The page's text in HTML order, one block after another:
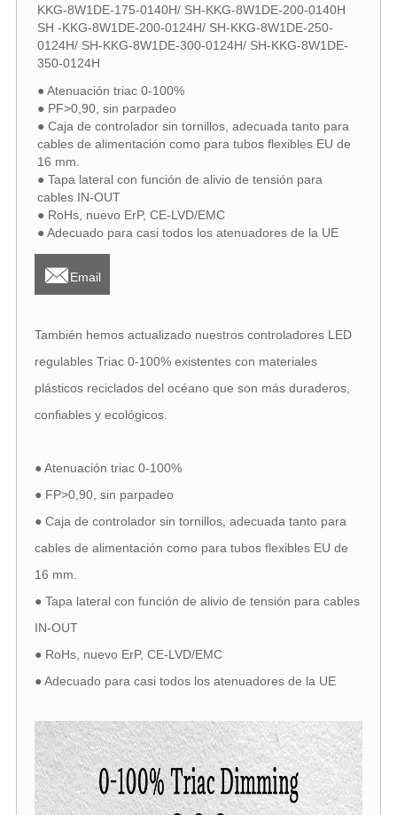
KKG-8W1DE-175-0140H/ SH-KKG-8W1DE-200-0140H
SH -KKG-8W1DE-200-0124H/ SH-KKG-8W1DE-250-
0124H/ SH-KKG-8W1DE-300-0124H/ SH-KKG-8W1DE-
350-0124H
● Atenuación triac 0-100%
● PF>0,90, sin parpadeo
● Caja de controlador sin tornillos, adecuada tanto para
cables de alimentación como para tubos flexibles EU de
16 mm.
● Tapa lateral con función de alivio de tensión para
cables IN-OUT
● RoHs, nuevo ErP, CE-LVD/EMC
● Adecuado para casi todos los atenuadores de la UE
Email
También hemos actualizado nuestros controladores LED
regulables Triac 0-100% existentes con materiales
plásticos reciclados del océano que son más duraderos,
confiables y ecológicos.
● Atenuación triac 0-100%
● FP>0,90, sin parpadeo
● Caja de controlador sin tornillos, adecuada tanto para
cables de alimentación como para tubos flexibles EU de
16 mm.
● Tapa lateral con función de alivio de tensión para cables
IN-OUT
● RoHs, nuevo ErP, CE-LVD/EMC
● Adecuado para casi todos los atenuadores de la UE